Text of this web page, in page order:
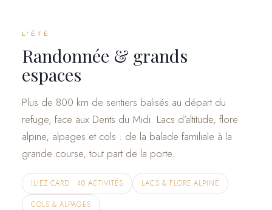
L’ÉTÉ
Randonnée & grands
espaces
Plus de 800 km de sentiers balisés au départ du
refuge, face aux Dents du Midi. Lacs d’altitude, flore
alpine, alpages et cols : de la balade familiale à la
grande course, tout part de la porte.
ILIEZ CARD · 40 ACTIVITÉS LACS & FLORE ALPINE
COLS & ALPAGES